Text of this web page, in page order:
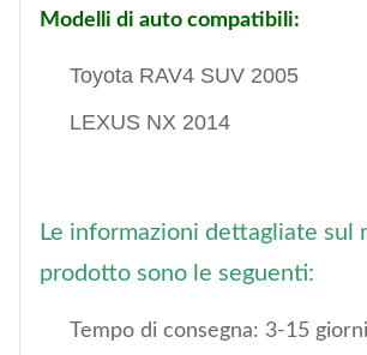
Modelli di auto compatibili:
Toyota RAV4 SUV 2005
LEXUS NX 2014
Le informazioni dettagliate sul
prodotto sono le seguenti:
Tempo di consegna: 3-15